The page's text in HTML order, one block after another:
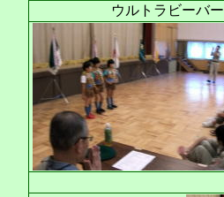
ウルトラビーバー